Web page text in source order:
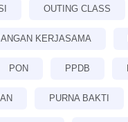
OUTING CLASS
KERJASAMA
PON PPDB
PURNA BAKTI